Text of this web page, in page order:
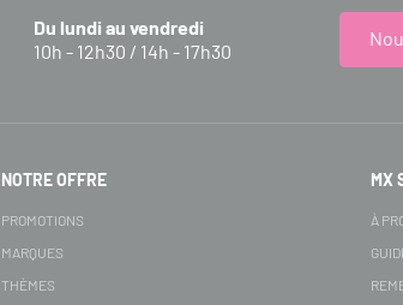
Du lundi au vendredi
10h - 12h30 / 14h - 17h30
NOTRE OFFRE
PROMOTIONS
MARQUES
THÈMES
MX
À